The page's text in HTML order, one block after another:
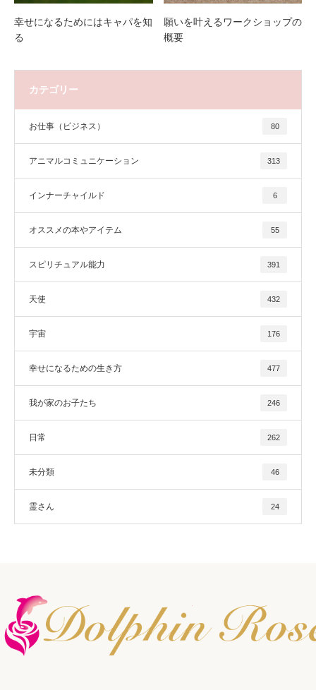
幸せになるためにはキャパを知
る
願いを叶えるワークショップの
概要
カテゴリー
お仕事（ビジネス） 80
アニマルコミュニケーション 313
インナーチャイルド 6
オススメの本やアイテム 55
スピリチュアル能力 391
天使 432
宇宙 176
幸せになるための生き方 477
我が家のお子たち 246
日常 262
未分類 46
霊さん 24